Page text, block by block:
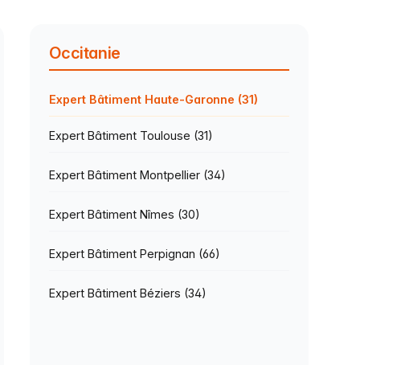
Occitanie
Expert Bâtiment Haute-Garonne (31)
Expert Bâtiment Toulouse (31)
Expert Bâtiment Montpellier (34)
Expert Bâtiment Nîmes (30)
Expert Bâtiment Perpignan (66)
Expert Bâtiment Béziers (34)